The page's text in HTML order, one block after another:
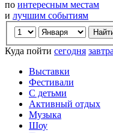
по интересным местам
и лучшим событиям
Куда пойти сегодня завтра
Выставки
Фестивали
С детьми
Активный отдых
Музыка
Шоу